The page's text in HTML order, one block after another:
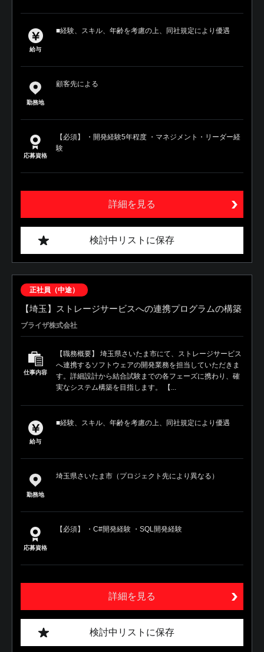
給与
■経験、スキル、年齢を考慮の上、同社規定により優遇
勤務地
顧客先による
応募資格
【必須】 ・開発経験5年程度 ・マネジメント・リーダー経
験
詳細を見る
検討中リストに保存
正社員（中途）
【埼玉】ストレージサービスへの連携プログラムの構築
ブライザ株式会社
仕事内容
【職務概要】 埼玉県さいたま市にて、ストレージサービス
へ連携するソフトウェアの開発業務を担当していただきま
す。詳細設計から結合試験までの各フェーズに携わり、確
実なシステム構築を目指します。 【...
給与
■経験、スキル、年齢を考慮の上、同社規定により優遇
勤務地
埼玉県さいたま市（プロジェクト先により異なる）
応募資格
【必須】 ・C#開発経験 ・SQL開発経験
詳細を見る
検討中リストに保存